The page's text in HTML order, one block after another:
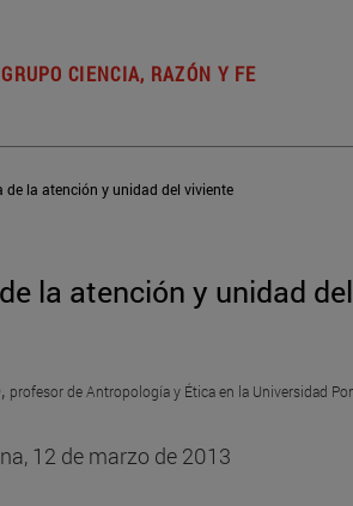
GRUPO CIENCIA, RAZÓN Y FE
de la atención y unidad del viviente
la atención y unidad del
profesor de Antropología y Ética en la Universidad
12 de marzo de 2013